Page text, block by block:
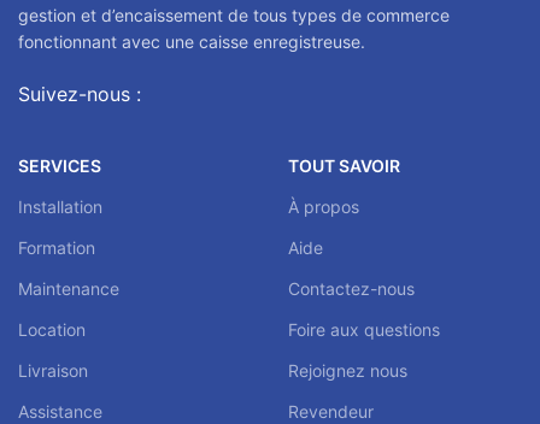
gestion et d’encaissement de tous types de commerce
fonctionnant avec une caisse enregistreuse.
Suivez-nous :
SERVICES
Installation
Formation
Maintenance
Location
Livraison
Assistance
TOUT SAVOIR
À propos
Aide
Contactez-nous
Foire aux questions
Rejoignez nous
Revendeur